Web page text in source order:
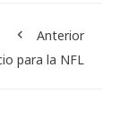
Anterior
para la NFL